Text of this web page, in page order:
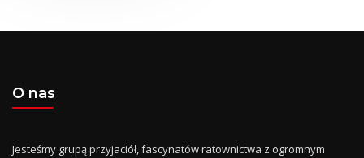
O nas
Jesteśmy grupą przyjaciół, fascynatów ratownictwa z ogromnym